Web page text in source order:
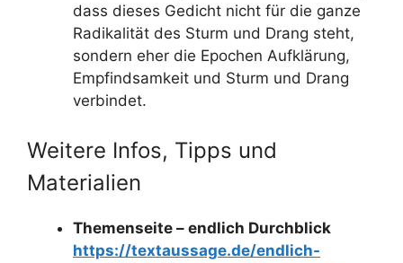
dass dieses Gedicht nicht für die ganze
Radikalität des Sturm und Drang steht,
sondern eher die Epochen Aufklärung,
Empfindsamkeit und Sturm und Drang
verbindet.
Weitere Infos, Tipps und
Materialien
Themenseite – endlich Durchblick
https://textaussage.de/endlich-